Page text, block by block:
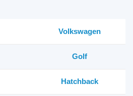
Volkswagen
Golf
Hatchback